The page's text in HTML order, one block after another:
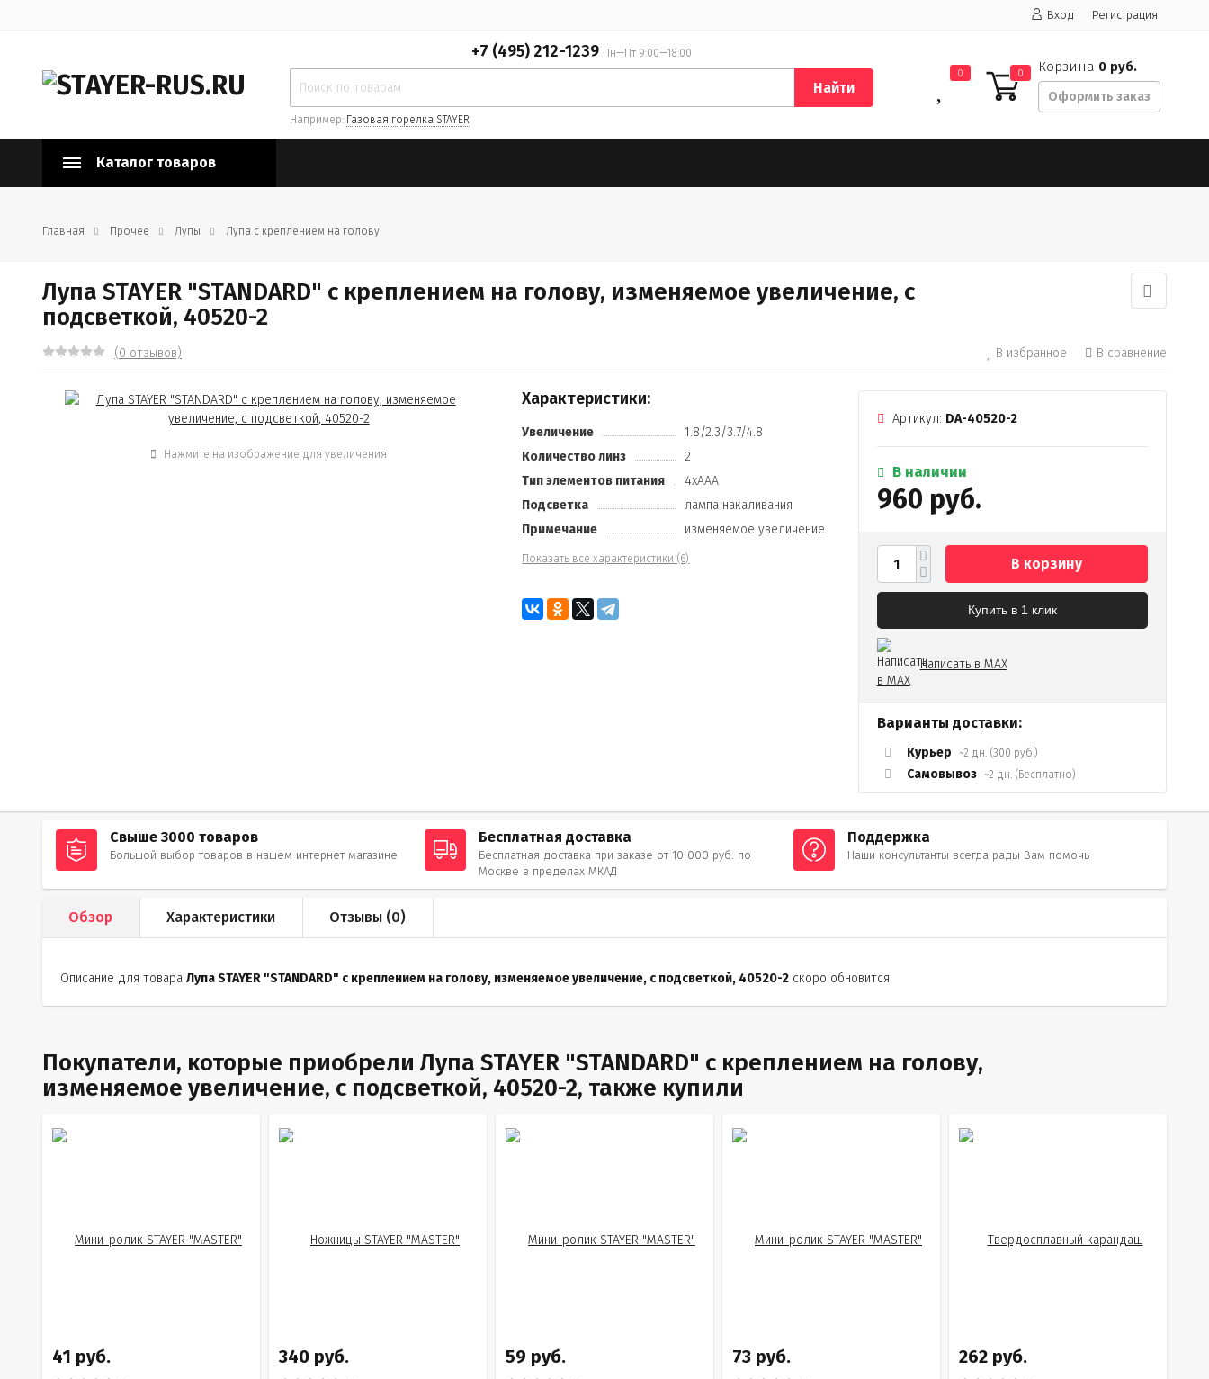
Вход Регистрация
+7 (495) 212-1239 Пн—Пт 9:00—18:00
Найти
Например: Газовая горелка STAYER
0 0 Корзина 0 руб.
Оформить заказ
Каталог товаров
Главная Прочее Лупы Лупа с креплением на голову
Лупа STAYER "STANDARD" с креплением на голову, изменяемое увеличение, с
подсветкой, 40520-2
(0 отзывов) В избранное В сравнение
Нажмите на изображение для увеличения
Характеристики:
Увеличение
1.8/2.3/3.7/4.8
Количество линз
2
Тип элементов питания
4хААА
Подсветка
лампа накаливания
Примечание
изменяемое увеличение
Показать все характеристики (6)
Артикул: DA-40520-2
В наличии
960 руб.
В корзину
Купить в 1 клик
Написать в MAX
Варианты доставки:
Курьер ~2 дн. (300 руб.)
Самовывоз ~2 дн. (Бесплатно)
Свыше 3000 товаров
Большой выбор товаров в нашем интернет магазине
Бесплатная доставка
Бесплатная доставка при заказе от 10 000 руб. по
Москве в пределах МКАД
Поддержка
Наши консультанты всегда рады Вам помочь
Обзор Характеристики Отзывы (0)
Описание для товара Лупа STAYER "STANDARD" с креплением на голову, изменяемое увеличение, с подсветкой, 40520-2 скоро обновится
Покупатели, которые приобрели Лупа STAYER "STANDARD" с креплением на голову,
изменяемое увеличение, с подсветкой, 40520-2, также купили
41 руб. 340 руб. 59 руб. 73 руб. 262 руб.